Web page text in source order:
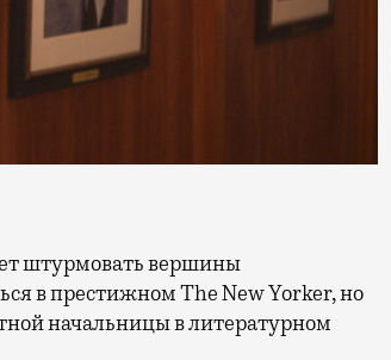
в престижном The New Yorker, но
начальницы в литературном